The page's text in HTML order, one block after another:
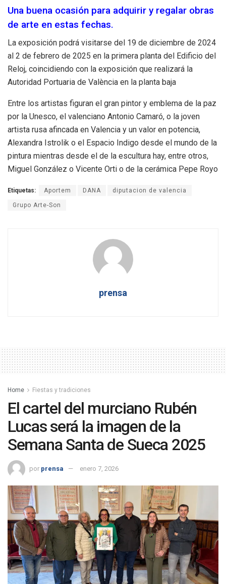
Una buena ocasión para adquirir y regalar obras
de arte en estas fechas.
La exposición podrá visitarse del 19 de diciembre de 2024
al 2 de febrero de 2025 en la primera planta del Edificio del
Reloj, coincidiendo con la exposición que realizará la
Autoridad Portuaria de València en la planta baja
Entre los artistas figuran el gran pintor y emblema de la paz
por la Unesco, el valenciano Antonio Camaró, o la joven
artista rusa afincada en Valencia y un valor en potencia,
Alexandra Istrolik o el Espacio Indigo desde el mundo de la
pintura mientras desde el de la escultura hay, entre otros,
Miguel González o Vicente Orti o de la cerámica Pepe Royo
Etiquetas: Aportem DANA diputacion de valencia
Grupo Arte-Son
prensa
Home Fiestas y tradiciones
El cartel del murciano Rubén
Lucas será la imagen de la
Semana Santa de Sueca 2025
por prensa enero 7, 2026